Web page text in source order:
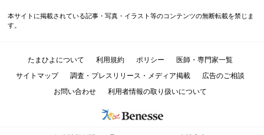
本サイトに掲載されている記事・写真・イラスト等のコンテンツの無断転載を禁じま
す。
たまひよについて 利用規約 ポリシー
医師・専門家一覧
サイトマップ
調査・プレスリリース・メディア掲載
広告のご相談
お問い合わせ
利用者情報の取り扱いについて